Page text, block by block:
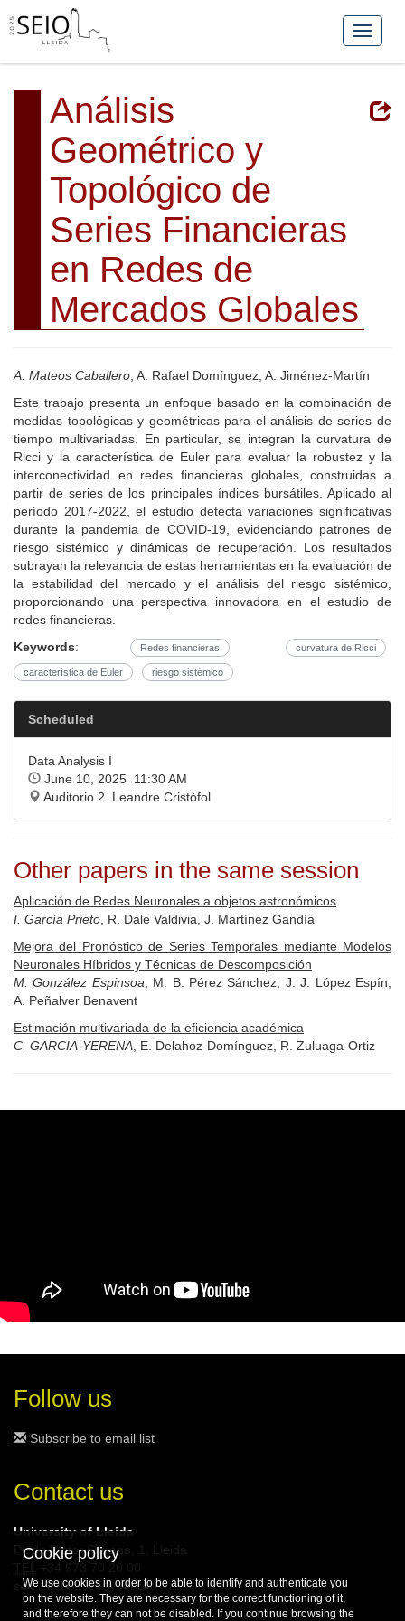
Análisis
Geométrico y
Topológico de
Series Financieras
en Redes de
Mercados Globales
A. Mateos Caballero , A. Rafael Domínguez, A. Jiménez-Martín
Este trabajo presenta un enfoque basado en la combinación de
medidas topológicas y geométricas para el análisis de series de
tiempo multivariadas. En particular, se integran la curvatura de
Ricci y la característica de Euler para evaluar la robustez y la
interconectividad en redes financieras globales, construidas a
partir de series de los principales índices bursátiles. Aplicado al
período 2017-2022, el estudio detecta variaciones significativas
durante la pandemia de COVID-19, evidenciando patrones de
riesgo sistémico y dinámicas de recuperación. Los resultados
subrayan la relevancia de estas herramientas en la evaluación de
la estabilidad del mercado y el análisis del riesgo sistémico,
proporcionando una perspectiva innovadora en el estudio de
redes financieras.
Keywords: Redes financieras curvatura de Ricci
característica de Euler riesgo sistémico
Scheduled
Data Analysis I
June 10, 2025 11:30 AM
Auditorio 2. Leandre Cristòfol
Other papers in the same session
Aplicación de Redes Neuronales a objetos astronómicos
I. García Prieto , R. Dale Valdivia, J. Martínez Gandía
Mejora del Pronóstico de Series Temporales mediante Modelos
Neuronales Híbridos y Técnicas de Descomposición
M. González Espinsoa , M. B. Pérez Sánchez, J. J. López Espín,
A. Peñalver Benavent
Estimación multivariada de la eficiencia académica
C. GARCIA-YERENA , E. Delahoz-Domínguez, R. Zuluaga-Ortiz
Follow us
Subscribe to email list
Contact us
University of Lleida
Pl. de Víctor Siurana, 1, Lleida
seio.lleida.2025@udl.cat
Cookie policy
We use cookies in order to be able to identify and authenticate you
on the website. They are necessary for the correct functioning of it,
and therefore they can not be disabled. If you continue browsing the